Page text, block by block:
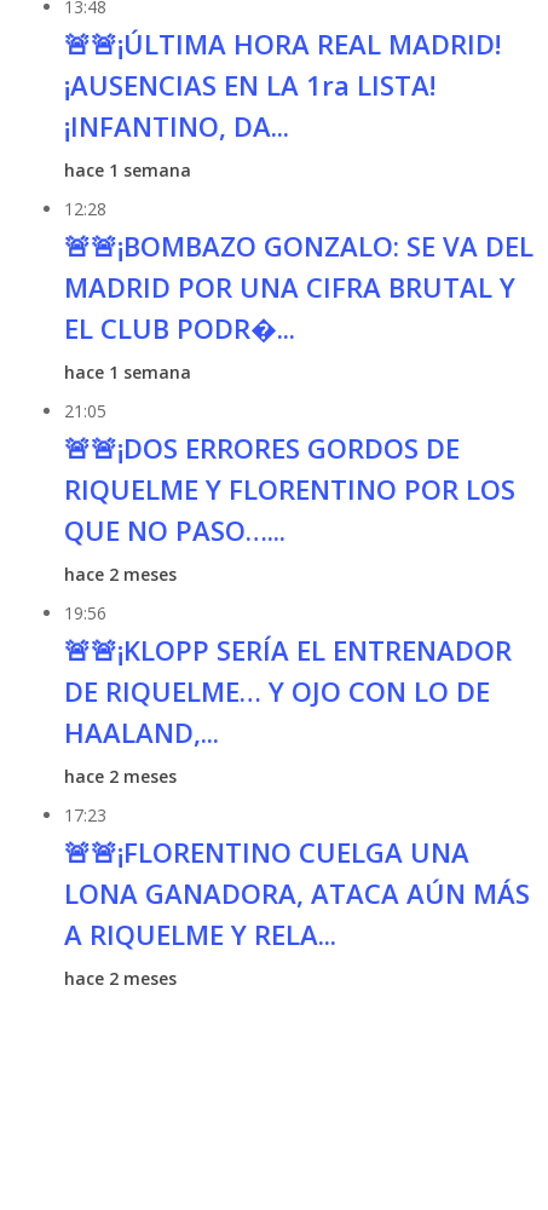
13:48
🚨🚨¡ÚLTIMA HORA REAL MADRID!
¡AUSENCIAS EN LA 1ra LISTA!
¡INFANTINO, DA...
hace 1 semana
12:28
🚨🚨¡BOMBAZO GONZALO: SE VA DEL
MADRID POR UNA CIFRA BRUTAL Y
EL CLUB PODR�...
hace 1 semana
21:05
🚨🚨¡DOS ERRORES GORDOS DE
RIQUELME Y FLORENTINO POR LOS
QUE NO PASO…...
hace 2 meses
19:56
🚨🚨¡KLOPP SERÍA EL ENTRENADOR
DE RIQUELME… Y OJO CON LO DE
HAALAND,...
hace 2 meses
17:23
🚨🚨¡FLORENTINO CUELGA UNA
LONA GANADORA, ATACA AÚN MÁS
A RIQUELME Y RELA...
hace 2 meses